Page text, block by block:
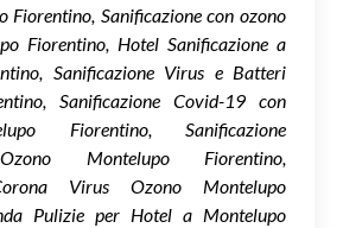
Fiorentino, Sanificazione con ozono
Fiorentino, Hotel Sanificazione a
Sanificazione Virus e Batteri
Sanificazione Covid-19 con
Fiorentino, Sanificazione
Montelupo Fiorentino,
Virus Ozono Montelupo
Pulizie per Hotel a Montelupo